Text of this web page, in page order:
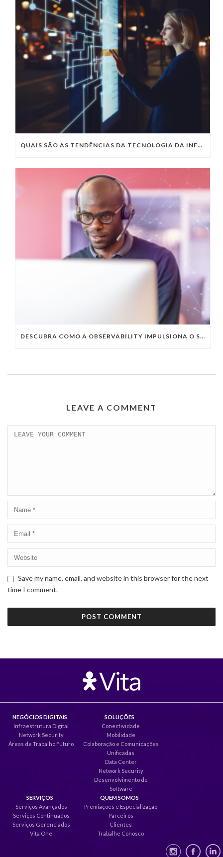
QUAIS SÃO AS TENDÊNCIAS DA TECNOLOGIA DA INFORMAÇÃO PARA 2023?
DESCUBRA COMO A OBSERVABILITY IMPULSIONA O SUCESSO DO SEU NEGÓCIO
LEAVE A COMMENT
Save my name, email, and website in this browser for the next
time I comment.
NEGÓCIOS DIGITAIS
Infraestrutura Digital
Network Security
Áreas de Trabalho Futuro
SOLUÇÕES
Conectividade
Mobilidade
Colaboração e Comunicações
Unificadas
Data Center
Network Security
Desenvolvimento de
Software
SERVIÇOS
Serviços Avançados
Serviços Continuados
Serviços Gerenciados
Vita One
QUEM SOMOS
Premiações e Especialização
Parceiros
Clientes
Trabalhe Conosco